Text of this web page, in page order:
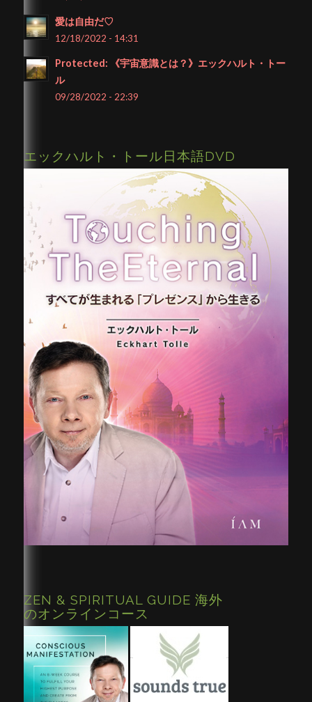
愛は自由だ♡
12/18/2022 - 14:31
Protected: 《宇宙意識とは？》エックハルト・トー
ル
09/28/2022 - 22:39
エックハルト・トール日本語DVD
ZEN & SPIRITUAL GUIDE 海外
のオンラインコース